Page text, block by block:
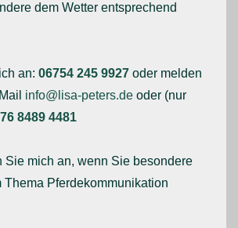
dem Wetter entsprechend
an: 06754 245 9927 oder melden
info@lisa-peters.de oder (nur
8489 4481
Sie mich an, wenn Sie besondere
Thema Pferdekommunikation